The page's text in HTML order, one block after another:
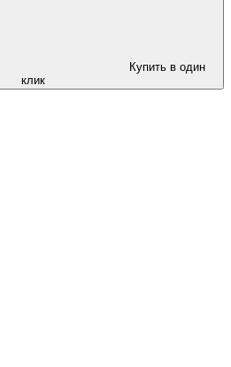
Купить в один
клик